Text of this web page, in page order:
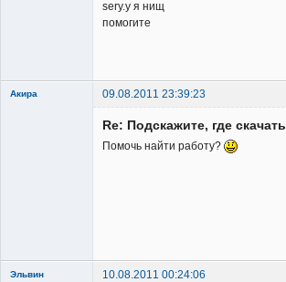
sery.y я нищ
помогите
Акира 09.08.2011 23:39:23
Re: Подскажите, где скачать
Помочь найти работу?
Эльвин 10.08.2011 00:24:06